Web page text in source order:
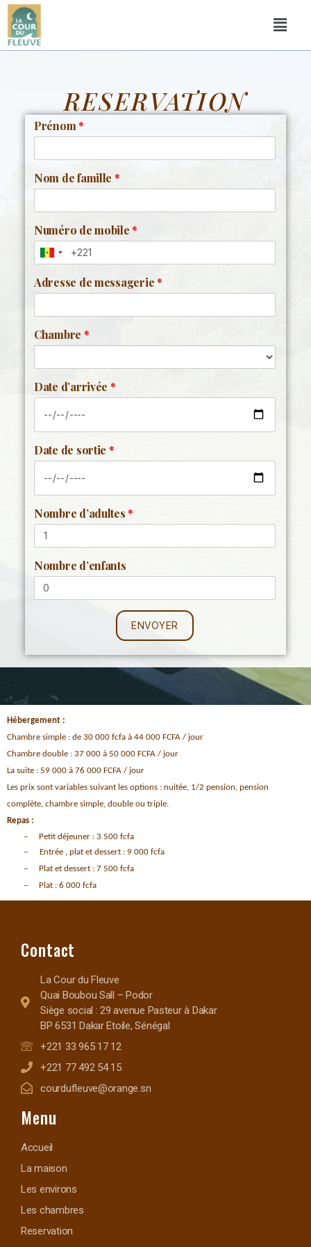
RESERVATION
Prénom*
Nom de famille *
Numéro de mobile*
Adresse de messagerie*
Chambre *
Date d’arrivée *
Date de sortie *
Nombre d’adultes*
Nombre d’enfants
Hébergement :
Chambre simple : de 30 000 fcfa à 44 000 FCFA / jour
Chambre double : 37 000 à 50 000 FCFA / jour
La suite : 59 000 à 76 000 FCFA / jour
Les prix sont variables suivant les options : nuitée, 1/2 pension, pension
complète, chambre simple, double ou triple.
Repas :
–
Petit déjeuner : 3 500 fcfa
–
Entrée , plat et dessert : 9 000 fcfa
–
Plat et dessert : 7 500 fcfa
–
Plat : 6 000 fcfa
Contact
La Cour du Fleuve
Quai Boubou Sall – Podor
Siège social : 29 avenue Pasteur à Dakar
BP 6531 Dakar Etoile, Sénégal
+221 33 965 17 12
+221 77 492 54 15
courdufleuve@orange.sn
Menu
Accueil
La maison
Les environs
Les chambres
Reservation